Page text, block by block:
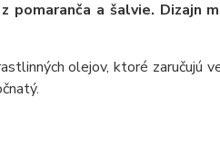
pomaranča a šalvie. Dizajn
olejov, ktoré zaručujú